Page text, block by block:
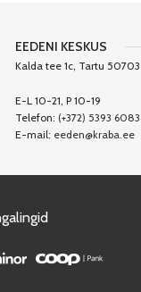
EEDENI KESKUS
Kalda tee 1c, Tartu 50703
E-L 10-21, P 10-19
Telefon: (+372) 5393 6083
E-mail: eeden@kraba.ee